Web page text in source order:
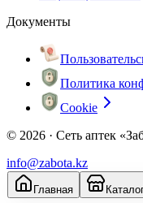
Документы
Политика
Cookie
© 2026 · Сеть аптек
info@zabota.kz
Главная